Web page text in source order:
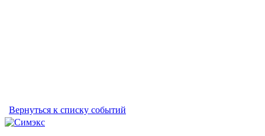
Вернуться к списку событий